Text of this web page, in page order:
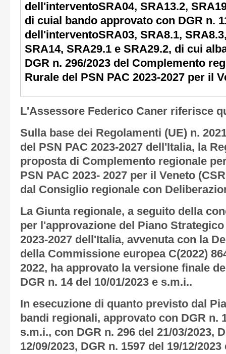
dell'interventoSRA04, SRA13.2,
di cuial bando approvato con DGR n.
dell'interventoSRA03, SRA8.1,
SRA14, SRA29.1 e SRA29.2, di cui
DGR n. 296/2023 del Complemento
Rurale del PSN PAC 2023-2027 per il
L'Assessore Federico Caner riferisce
Sulla base dei Regolamenti (UE) n.
del PSN PAC 2023-2027 dell'Italia, la
proposta di Complemento regionale
PSN PAC 2023- 2027 per il Veneto
dal Consiglio regionale con
La Giunta regionale, a seguito della
per l'approvazione del Piano
2023-2027 dell'Italia, avvenuta con la
della Commissione europea C(2022)
2022, ha approvato la versione finale
DGR n. 14 del 10/01/2023 e s.m.i..
In esecuzione di quanto previsto dal
bandi regionali, approvato con DGR n.
s.m.i., con DGR n. 296 del 21/03/2023,
12/09/2023, DGR n. 1597 del 19/12/